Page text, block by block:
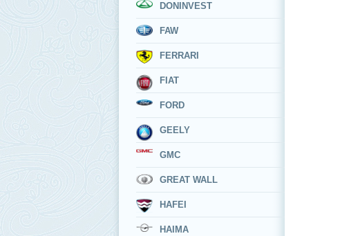
DONINVEST
FAW
FERRARI
FIAT
FORD
GEELY
GMC
GREAT WALL
HAFEI
HAIMA